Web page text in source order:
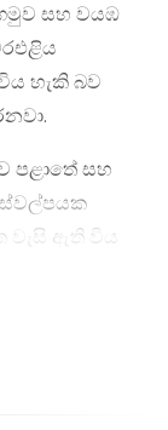
සහ වයඹ
හැකි බව
පළාතේ සහ
ස්වල්පයක
වැසි ඇති විය